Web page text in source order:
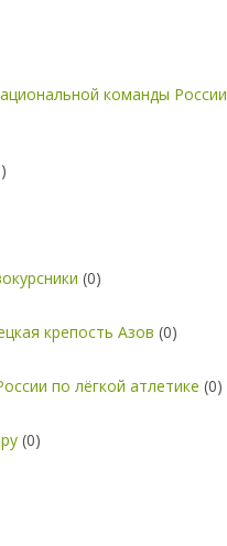
команды России
(0)
крепость Азов (0)
по лёгкой атлетике (0)
(0)